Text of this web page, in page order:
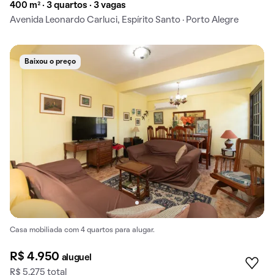
400 m² · 3 quartos · 3 vagas
Avenida Leonardo Carluci, Espírito Santo · Porto Alegre
Baixou o preço
Casa mobiliada com 4 quartos para alugar.
R$ 4.950 aluguel
R$ 5.275 total